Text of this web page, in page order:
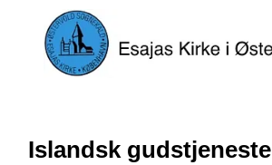
Islandsk gudstjeneste